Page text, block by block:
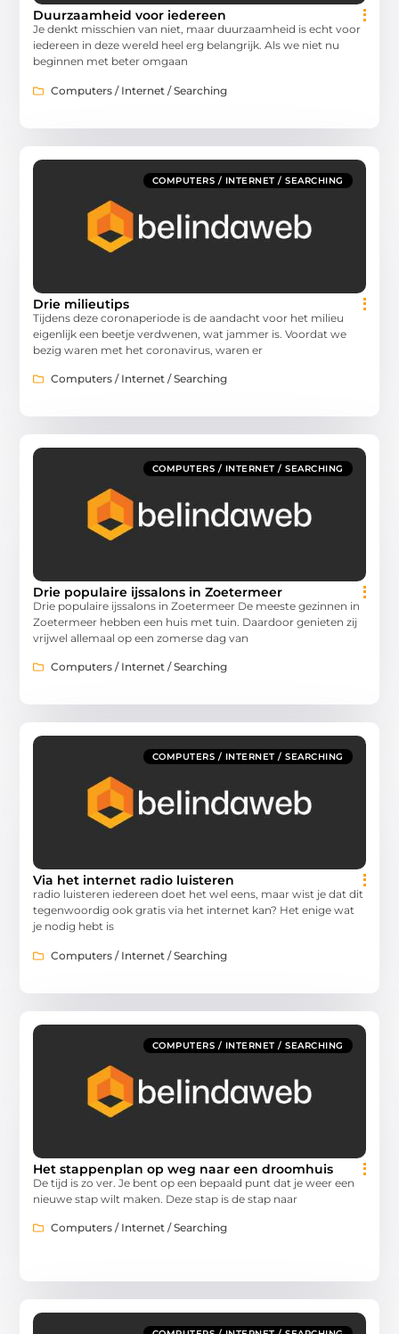
Duurzaamheid voor iedereen
Je denkt misschien van niet, maar duurzaamheid is echt voor
iedereen in deze wereld heel erg belangrijk. Als we niet nu
beginnen met beter omgaan
Computers / Internet / Searching
COMPUTERS / INTERNET / SEARCHING
Drie milieutips
Tijdens deze coronaperiode is de aandacht voor het milieu
eigenlijk een beetje verdwenen, wat jammer is. Voordat we
bezig waren met het coronavirus, waren er
Computers / Internet / Searching
COMPUTERS / INTERNET / SEARCHING
Drie populaire ijssalons in Zoetermeer
Drie populaire ijssalons in Zoetermeer De meeste gezinnen in
Zoetermeer hebben een huis met tuin. Daardoor genieten zij
vrijwel allemaal op een zomerse dag van
Computers / Internet / Searching
COMPUTERS / INTERNET / SEARCHING
Via het internet radio luisteren
radio luisteren iedereen doet het wel eens, maar wist je dat dit
tegenwoordig ook gratis via het internet kan? Het enige wat
je nodig hebt is
Computers / Internet / Searching
COMPUTERS / INTERNET / SEARCHING
Het stappenplan op weg naar een droomhuis
De tijd is zo ver. Je bent op een bepaald punt dat je weer een
nieuwe stap wilt maken. Deze stap is de stap naar
Computers / Internet / Searching